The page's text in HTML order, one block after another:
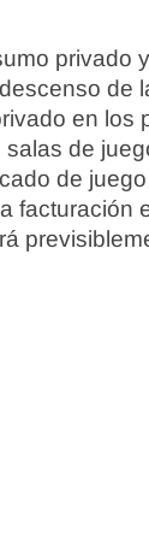
privado
de
en los
de
de
facturación